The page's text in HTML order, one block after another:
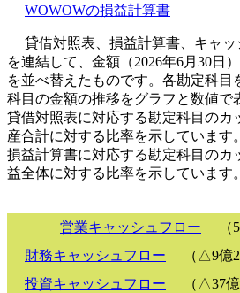
WOWOWの損益計算書
貸借対照表、損益計算書、キャ
を連結して、金額（2026年6月30日
を並べ替えたものです。各勘定科目
科目の金額の推移をグラフと数値で
貸借対照表に対応する勘定科目のカ
産合計に対する比率を示しています。
損益計算書に対応する勘定科目のカ
益全体に対する比率を示しています。
営業キャッシュフロー
財務キャッシュフロー
（△9億
投資キャッシュフロー
（△37